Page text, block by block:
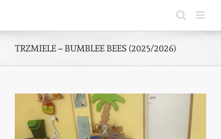
TRZMIELE – BUMBLEE BEES (2025/2026)